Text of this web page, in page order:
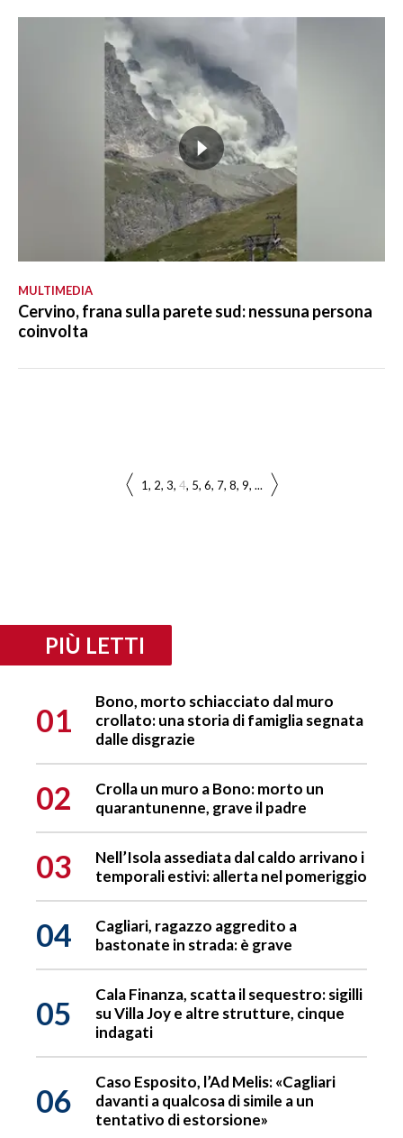
MULTIMEDIA
Cervino, frana sulla parete sud: nessuna persona
coinvolta
1 2 3 4 5 6 7 8 9 ...
PIÙ LETTI
01
Bono, morto schiacciato dal muro
crollato: una storia di famiglia segnata
dalle disgrazie
02
Crolla un muro a Bono: morto un
quarantunenne, grave il padre
03
Nell’Isola assediata dal caldo arrivano i
temporali estivi: allerta nel pomeriggio
04
Cagliari, ragazzo aggredito a
bastonate in strada: è grave
05
Cala Finanza, scatta il sequestro: sigilli
su Villa Joy e altre strutture, cinque
indagati
06
Caso Esposito, l’Ad Melis: «Cagliari
davanti a qualcosa di simile a un
tentativo di estorsione»